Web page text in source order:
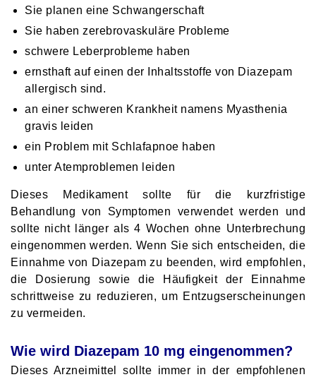
Sie planen eine Schwangerschaft
Sie haben zerebrovaskuläre Probleme
schwere Leberprobleme haben
ernsthaft auf einen der Inhaltsstoffe von Diazepam
allergisch sind.
an einer schweren Krankheit namens Myasthenia
gravis leiden
ein Problem mit Schlafapnoe haben
unter Atemproblemen leiden
Dieses Medikament sollte für die kurzfristige
Behandlung von Symptomen verwendet werden und
sollte nicht länger als 4 Wochen ohne Unterbrechung
eingenommen werden. Wenn Sie sich entscheiden, die
Einnahme von Diazepam zu beenden, wird empfohlen,
die Dosierung sowie die Häufigkeit der Einnahme
schrittweise zu reduzieren, um Entzugserscheinungen
zu vermeiden.
Wie wird Diazepam 10 mg eingenommen?
Dieses Arzneimittel sollte immer in der empfohlenen